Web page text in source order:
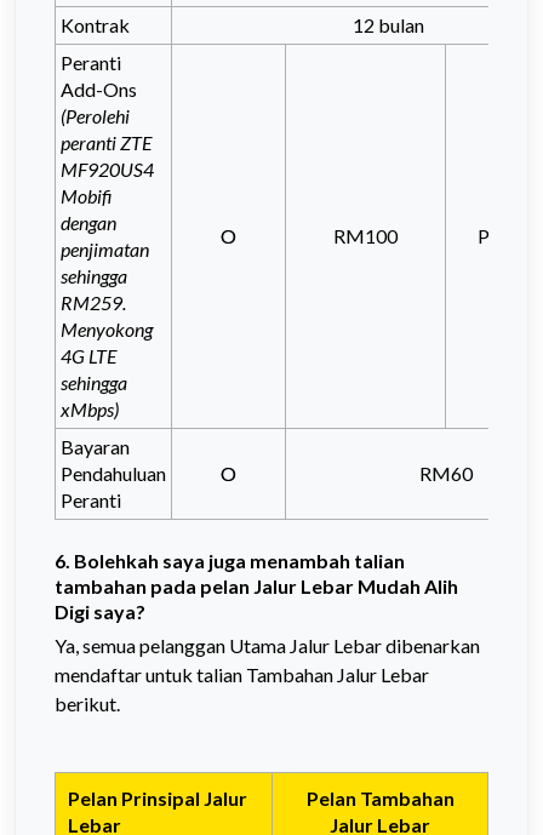
Kontrak
12 bulan
Peranti
Add-Ons
(Perolehi
peranti ZTE
MF920US4
Mobifi
dengan
penjimatan
sehingga
RM259.
Menyokong
4G LTE
sehingga
xMbps)
O RM100
Bayaran
Pendahuluan
Peranti
O RM60
6. Bolehkah saya juga menambah talian
tambahan pada pelan Jalur Lebar Mudah Alih
Digi saya?
Ya, semua pelanggan Utama Jalur Lebar dibenarkan
mendaftar untuk talian Tambahan Jalur Lebar
berikut.
Pelan Prinsipal Jalur
Lebar
Pelan Tambahan
Jalur Lebar